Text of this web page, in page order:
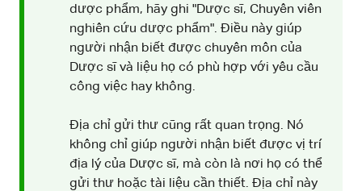
dược phẩm, hãy ghi "Dược sĩ, Chuyên viên
nghiên cứu dược phẩm". Điều này giúp
người nhận biết được chuyên môn của
Dược sĩ và liệu họ có phù hợp với yêu cầu
công việc hay không.
Địa chỉ gửi thư cũng rất quan trọng. Nó
không chỉ giúp người nhận biết được vị trí
địa lý của Dược sĩ, mà còn là nơi họ có thể
gửi thư hoặc tài liệu cần thiết. Địa chỉ này